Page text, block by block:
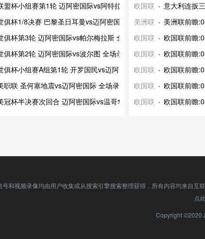
盟杯小组赛第1轮 迈阿密国际vs阿特拉斯 全场录像及集
俱杯1/8决赛 巴黎圣日耳曼vs迈阿密国际 全场录像及集
俱杯第3轮 迈阿密国际vs帕尔梅拉斯 全场录像及集锦
俱杯第2轮 迈阿密国际vs波尔图 全场录像及集锦
俱杯小组赛A组第1轮 开罗国民vs迈阿密国际 全场录像
职联 圣何塞地震vs迈阿密国际 全场录像及集锦
冠杯半决赛次回合 迈阿密国际vs温哥华白浪 全场录像
欧国联
意大利连扳
美洲联
美洲联前瞻
欧国联
欧国联前瞻
欧国联
欧国联前瞻
欧国联
欧国联前瞻
欧国联
欧国联前瞻
欧国联
欧国联前瞻
号和视频录像均由用户收集或从搜索引擎搜索整理获得，所有内容均来自
点
Copyright ©2020